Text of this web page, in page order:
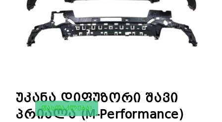
ᲤᲐᲡᲓᲐᲙᲚᲔᲑᲐ!
უკანა დიფუზორი შავი
პრიალა (M-Performance)